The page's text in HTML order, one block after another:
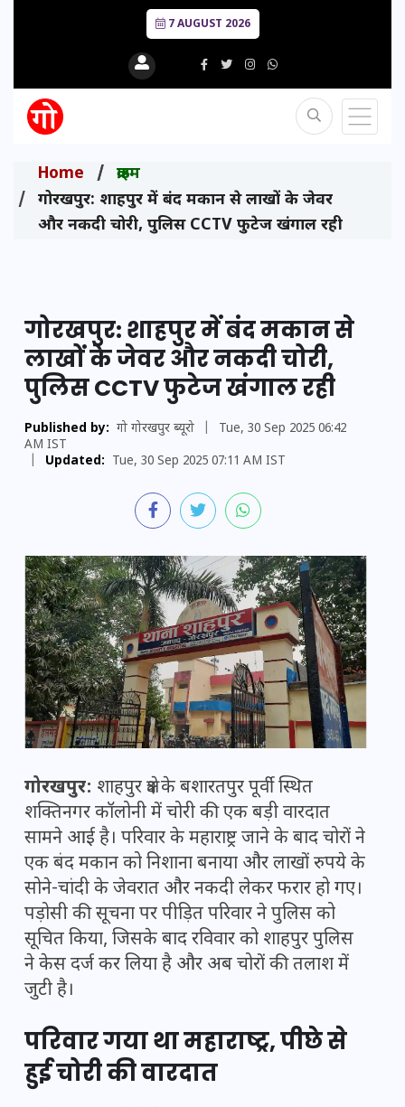
7 AUGUST 2026
Home
क्राइम
गोरखपुर: शाहपुर में बंद मकान से लाखों के जेवर
और नकदी चोरी, पुलिस CCTV फुटेज खंगाल रही
गोरखपुर: शाहपुर में बंद मकान से
लाखों के जेवर और नकदी चोरी,
पुलिस CCTV फुटेज खंगाल रही
Published by: गो गोरखपुर ब्यूरो
Tue, 30 Sep 2025 06:42
AM IST
Updated: Tue, 30 Sep 2025 07:11 AM IST
गोरखपुर: शाहपुर क्षेत्र के बशारतपुर पूर्वी स्थित
शक्तिनगर कॉलोनी में चोरी की एक बड़ी वारदात
सामने आई है। परिवार के महाराष्ट्र जाने के बाद चोरों ने
एक बंद मकान को निशाना बनाया और लाखों रुपये के
सोने-चांदी के जेवरात और नकदी लेकर फरार हो गए।
पड़ोसी की सूचना पर पीड़ित परिवार ने पुलिस को
सूचित किया, जिसके बाद रविवार को शाहपुर पुलिस
ने केस दर्ज कर लिया है और अब चोरों की तलाश में
जुटी है।
परिवार गया था महाराष्ट्र, पीछे से
हुई चोरी की वारदात